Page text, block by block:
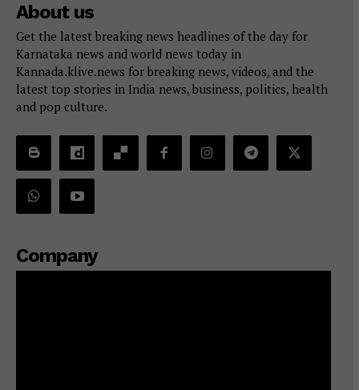
About us
Get the latest breaking news headlines of the day for
Karnataka news and world news today in
Kannada.klive.news for breaking news, videos, and the
latest top stories in India news, business, politics, health
and pop culture.
Company